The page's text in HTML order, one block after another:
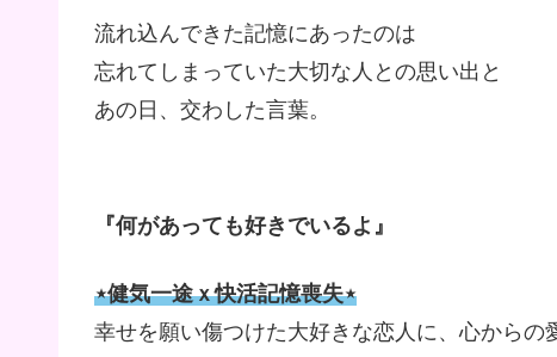
流れ込んできた記憶にあったのは
忘れてしまっていた大切な人との思い出と
あの日、交わした言葉。
『何があっても好きでいるよ』
⋆健気一途ｘ快活記憶喪失⋆
幸せを願い傷つけた大好きな恋人に、心からの